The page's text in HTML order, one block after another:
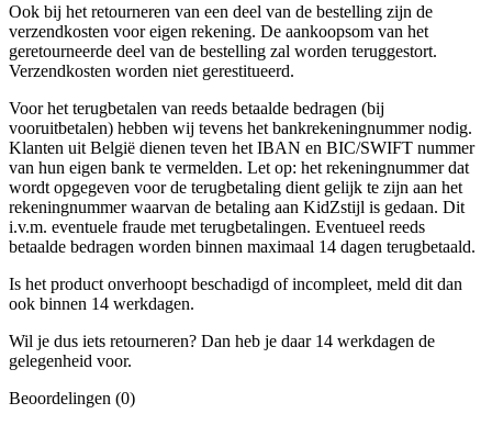
Ook bij het retourneren van een deel van de bestelling zijn de
verzendkosten voor eigen rekening. De aankoopsom van het
geretourneerde deel van de bestelling zal worden teruggestort.
Verzendkosten worden niet gerestitueerd.
Voor het terugbetalen van reeds betaalde bedragen (bij
vooruitbetalen) hebben wij tevens het bankrekeningnummer nodig.
Klanten uit België dienen teven het IBAN en BIC/SWIFT nummer
van hun eigen bank te vermelden. Let op: het rekeningnummer dat
wordt opgegeven voor de terugbetaling dient gelijk te zijn aan het
rekeningnummer waarvan de betaling aan KidZstijl is gedaan. Dit
i.v.m. eventuele fraude met terugbetalingen. Eventueel reeds
betaalde bedragen worden binnen maximaal 14 dagen terugbetaald.
Is het product onverhoopt beschadigd of incompleet, meld dit dan
ook binnen 14 werkdagen.
Wil je dus iets retourneren? Dan heb je daar 14 werkdagen de
gelegenheid voor.
Beoordelingen (0)